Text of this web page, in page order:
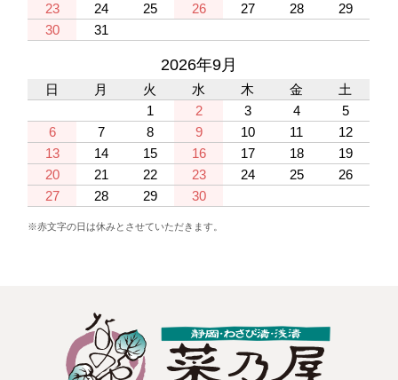
23
24 25 26 27 28
29
30
31
2026年9月
日 月 火 水 木 金
土
1
2 3 4
5
6
7 8 9 10 11
12
13
14 15 16 17 18
19
20
21 22 23 24 25
26
27
28 29 30
※赤文字の日は休みとさせていただきます。